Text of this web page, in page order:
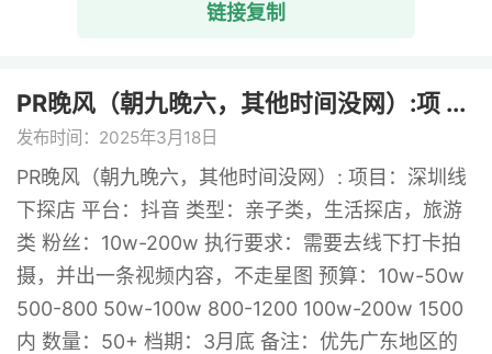
链接复制
PR晚风（朝九晚六，其他时间没网）:项 ...
发布时间：2025年3月18日
PR晚风（朝九晚六，其他时间没网）: 项目：深圳线
下探店 平台：抖音 类型：亲子类，生活探店，旅游
类 粉丝：10w-200w 执行要求：需要去线下打卡拍
摄，并出一条视频内容，不走星图 预算：10w-50w
500-800 50w-100w 800-1200 100w-200w 1500
内 数量：50+ 档期：3月底 备注：优先广东地区的